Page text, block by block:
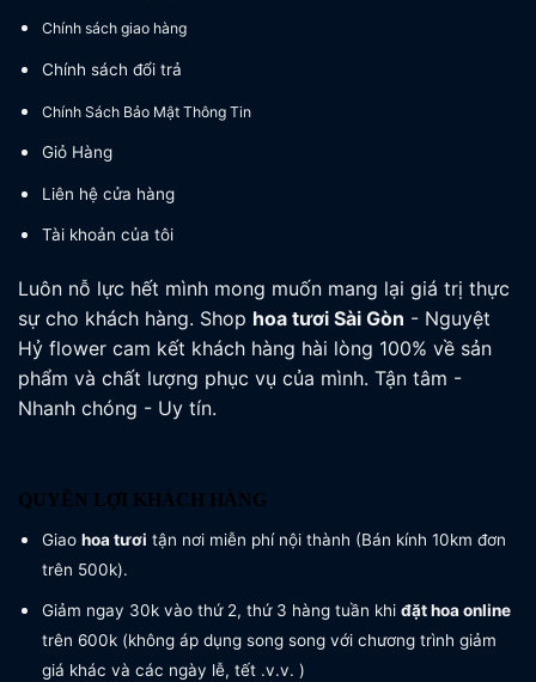
Chính sách giao hàng
Chính sách đổi trả
Chính Sách Bảo Mật Thông Tin
Giỏ Hàng
Liên hệ cửa hàng
Tài khoản của tôi
Luôn nỗ lực hết mình mong muốn mang lại giá trị thực
sự cho khách hàng. Shop hoa tươi Sài Gòn - Nguyệt
Hỷ flower cam kết khách hàng hài lòng 100% về sản
phẩm và chất lượng phục vụ của mình. Tận tâm -
Nhanh chóng - Uy tín.
QUYỀN LỢI KHÁCH HÀNG
Giao hoa tươi tận nơi miễn phí nội thành (Bán kính 10km đơn
trên 500k).
Giảm ngay 30k vào thứ 2, thứ 3 hàng tuần khi đặt hoa online
trên 600k (không áp dụng song song với chương trình giảm
giá khác và các ngày lễ, tết .v.v. )